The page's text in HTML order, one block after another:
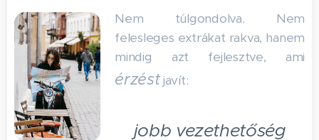
Nem túlgondolva. Nem
felesleges extrákat rakva, hanem
mindig azt fejlesztve, ami
érzéstjavít:
jobb vezethetőség